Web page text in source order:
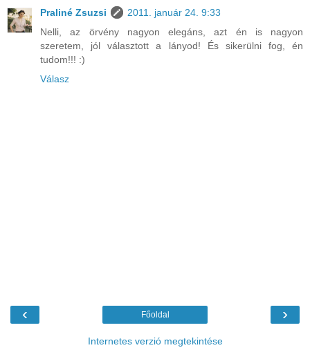
Praliné Zsuzsi
2011. január 24. 9:33
Nelli, az örvény nagyon elegáns, azt én is nagyon
szeretem, jól választott a lányod! És sikerülni fog, én
tudom!!! :)
Válasz
‹ ›
Főoldal
Internetes verzió megtekintése